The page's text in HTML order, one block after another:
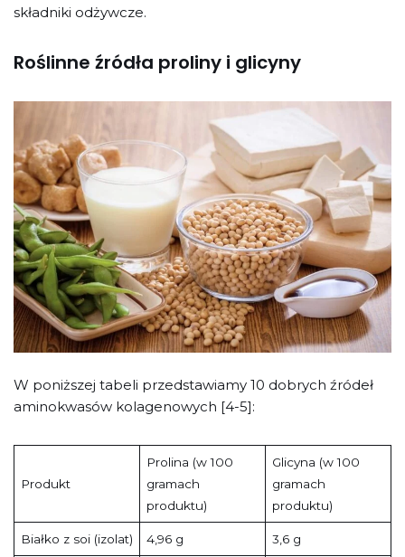
składniki odżywcze.
Roślinne źródła proliny i glicyny
W poniższej tabeli przedstawiamy 10 dobrych źródeł
aminokwasów kolagenowych [4-5]:
Produkt
Prolina (w 100
gramach
produktu)
Glicyna (w 100
gramach
produktu)
Białko z soi (izolat) 4,96 g 3,6 g